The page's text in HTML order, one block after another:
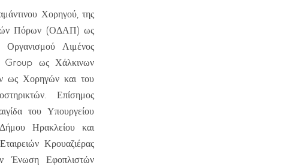
Χορηγού, της
Πόρων (ΟΔΑΠ) ως
Λιμένος
Group ως Χάλκινων
ως Χορηγών και του
Επίσημος
του Υπουργείου
Ηρακλείου και
Κρουαζιέρας
Ένωση Εφοπλιστών